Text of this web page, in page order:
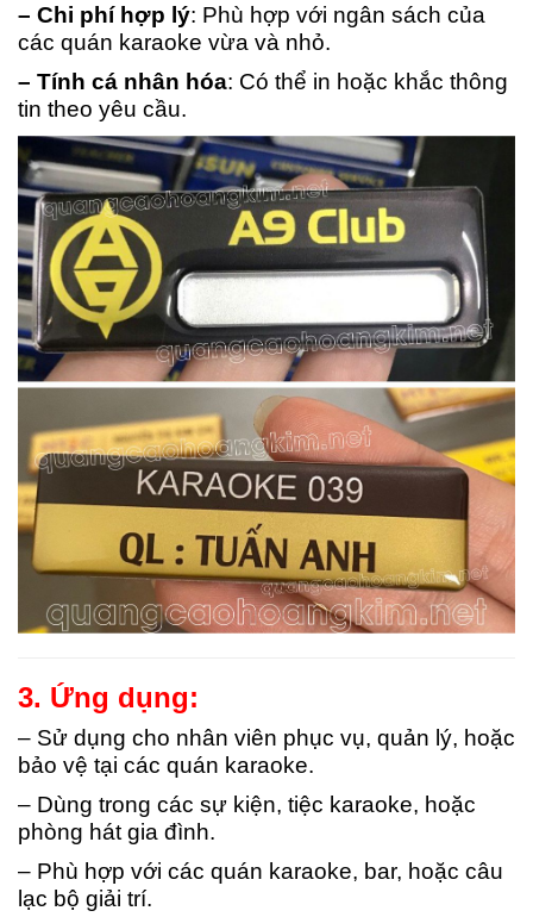
– Chi phí hợp lý: Phù hợp với ngân sách của
các quán karaoke vừa và nhỏ.
– Tính cá nhân hóa: Có thể in hoặc khắc thông
tin theo yêu cầu.
3. Ứng dụng:
– Sử dụng cho nhân viên phục vụ, quản lý, hoặc
bảo vệ tại các quán karaoke.
– Dùng trong các sự kiện, tiệc karaoke, hoặc
phòng hát gia đình.
– Phù hợp với các quán karaoke, bar, hoặc câu
lạc bộ giải trí.